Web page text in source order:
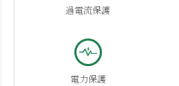
過電流保護
電力保護